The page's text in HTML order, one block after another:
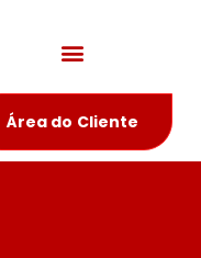
Área do Cliente